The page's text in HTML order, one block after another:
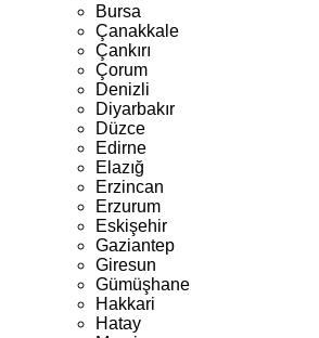
Bursa
Çanakkale
Çankırı
Çorum
Denizli
Diyarbakır
Düzce
Edirne
Elazığ
Erzincan
Erzurum
Eskişehir
Gaziantep
Giresun
Gümüşhane
Hakkari
Hatay